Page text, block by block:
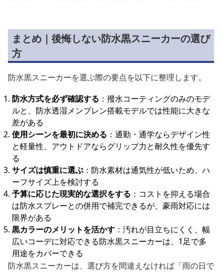
まとめ｜後悔しない防水黒スニーカーの選び
方
防水黒スニーカーを選ぶ際の要点を以下に整理します。
防水方式を必ず確認する ：撥水コーティングのみのモデ
ルと、防水透湿メンブレン搭載モデルでは性能に大きな
差がある
使用シーンを最初に決める ：通勤・通学ならデザイン性
と軽量性、アウトドアならグリップ力と耐久性を優先す
る
サイズは慎重に選ぶ ：防水素材は通気性が低いため、ハ
ーフサイズ上を検討する
予算に応じた現実的な選択をする ：コストを抑える場合
は防水スプレーとの併用で補完できるが、豪雨対応には
限界がある
黒カラーのメリットを活かす ：汚れが目立ちにくく、幅
広いコーデに対応できる防水黒スニーカーは、1足で多
用途をカバーできる
防水黒スニーカーは、選び方を間違えなければ「雨の日で